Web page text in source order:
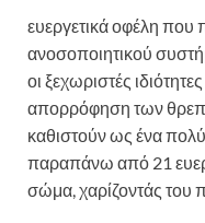
ευεργετικά οφέλη που
ανοσοποιητικού
οι ξεχωριστές
απορρόφηση των
καθιστούν ως ένα
παραπάνω από 21
σώμα, χαρίζοντάς του